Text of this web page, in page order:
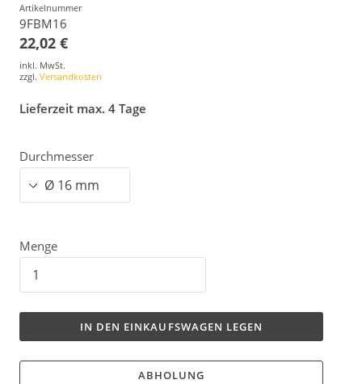
Artikelnummer
9FBM16
22,02 €
inkl. MwSt.
zzgl. Versandkosten
Lieferzeit max. 4 Tage
Durchmesser
Menge
IN DEN EINKAUFSWAGEN LEGEN
ABHOLUNG